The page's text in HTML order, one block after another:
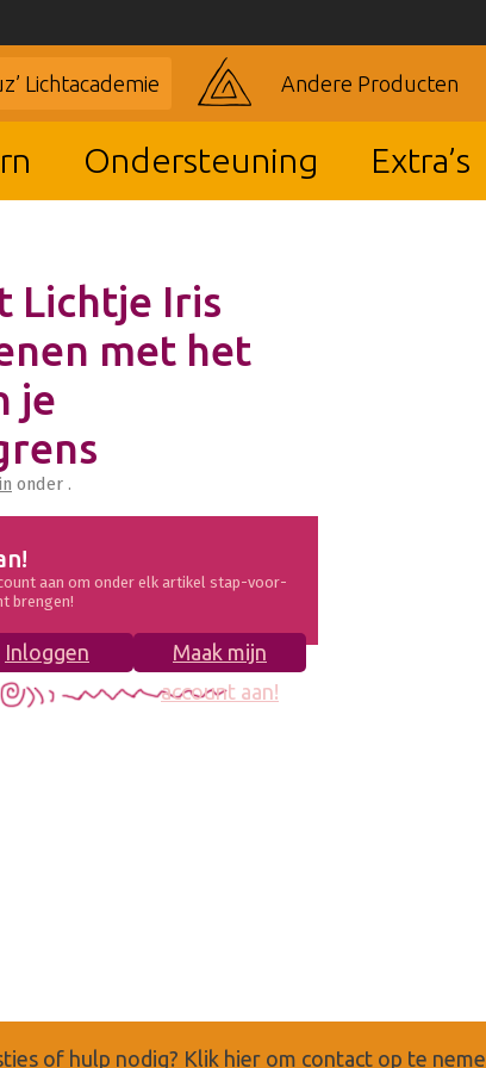
Lichtacademie Andere Producten
Ondersteuning Extra’s
Lichtje Iris
met het
je
onder .
aan om onder elk artikel stap-voor-
brengen!
Maak mijn
account aan!
Inloggen
of hulp nodig? Klik hier om contact op te